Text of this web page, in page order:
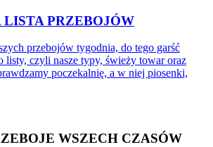
LISTA PRZEBOJÓW
przebojów tygodnia, do tego garść
listy, czyli nasze typy, świeży towar oraz
poczekalnię, a w niej piosenki,
WSZECH CZASÓW